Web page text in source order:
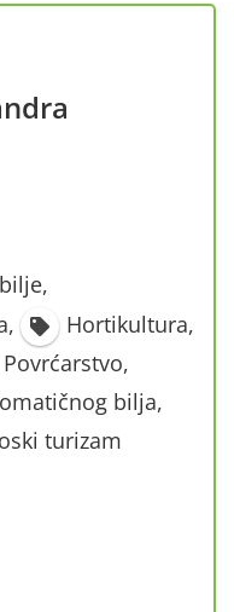
,
, Hortikultura,
Povrćarstvo,
bilja,
turizam